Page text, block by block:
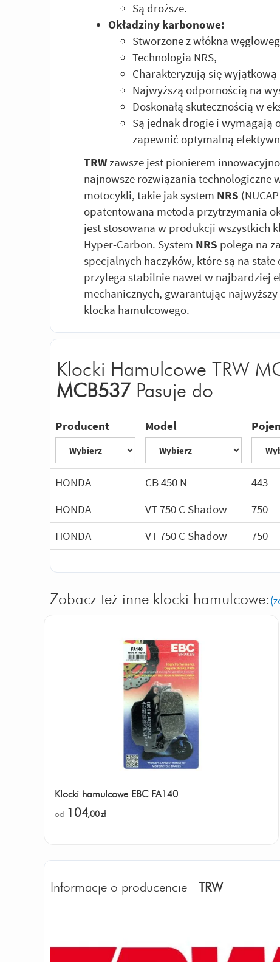
Są droższe.
Okładziny karbonowe:
Stworzone z włókna
Technologia NRS,
Charakteryzują się wyjątkową
Najwyższą odpornością na
Doskonałą skutecznością w
Są jednak drogie i
zapewnić optymalną
TRW zawsze jest pionierem
najnowsze rozwiązania technologiczne
motocykli, takie jak system NRS
opatentowana metoda przytrzymania
jest stosowana w produkcji wszystkich
Hyper-Carbon. System NRS polega na
specjalnych haczyków, które są na
przylega stabilnie nawet w najbardziej
mechanicznych, gwarantując
klocka hamulcowego.
Klocki Hamulcowe TRW
MCB537 Pasuje do
Producent Model
HONDA CB 450 N 443
HONDA
VT 750 C Shadow 750
HONDA
VT 750 C Shadow 750
Zobacz też inne klocki hamulcowe:
Klocki hamulcowe EBC FA140
od 104,00zł
Informacje o producencie - TRW